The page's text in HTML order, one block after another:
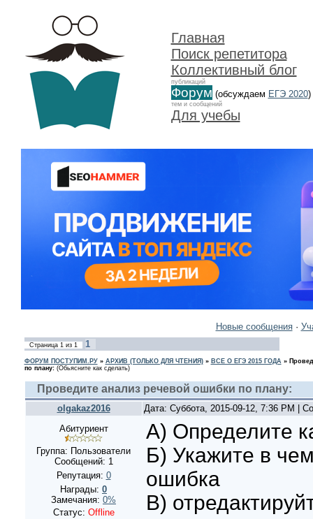
Главная
Поиск репетитора
Коллективный блог
публикаций
Форум (обсуждаем ЕГЭ 2020)
тем и сообщений
Для учебы
Новые сообщения·
Страница 1из 1 1
ФОРУМ ПОСТУПИМ.РУ» АРХИВ (ТОЛЬКО ДЛЯ ЧТЕНИЯ)» ВСЕ О ЕГЭ 2015 ГОДА »
по плану: (Обьясните как сделать)
Проведите анализ речевой ошибки по плану:
olgakaz2016
Дата: Суббота, 2015-09-12, 7:36 PM |
Абитуриент
Группа: Пользователи
Сообщений: 1
Репутация: 0
Награды: 0
Замечания: 0%
Статус: Offline
А) Определите
Б) Укажите в
ошибка
В)